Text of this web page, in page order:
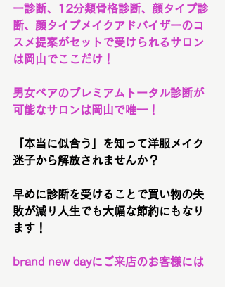
ー診断、12分類骨格診断、顔タイプ診
断、顔タイプメイクアドバイザーのコ
スメ提案がセットで受けられるサロン
は岡山でここだけ！
男女ペアのプレミアムトータル診断が
可能なサロンは岡山で唯一！
「本当に似合う」を知って洋服メイク
迷子から解放されませんか？
早めに診断を受けることで買い物の失
敗が減り人生でも大幅な節約にもなり
ます！
brand new dayにご来店のお客様には